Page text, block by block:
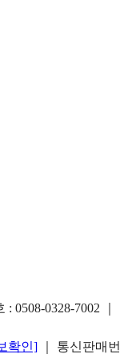
: 0508-0328-7002
확인]
｜ 통신판매번